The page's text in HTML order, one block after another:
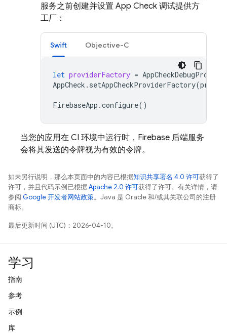
服务之前创建并设置 App Check 调试提供方
工厂：
Swift Objective-C
let providerFactory =
AppCheck . setAppCheckProviderFactory(
FirebaseApp .configure()
当您的应用在 CI 环境中运行时，Firebase 后端服务
会将其发送的令牌视为有效的令牌。
如未另行说明，那么本页面中的内容已根据知识共享署名 4.0 许可获得了
许可，并且代码示例已根据Apache 2.0 许可获得了许可。有关详情，请
参阅 Google 开发者网站政策。Java 是 Oracle 和/或其关联公司的注册
商标。
最后更新时间 (UTC)：2026-04-10。
学习
指南
参考
示例
库